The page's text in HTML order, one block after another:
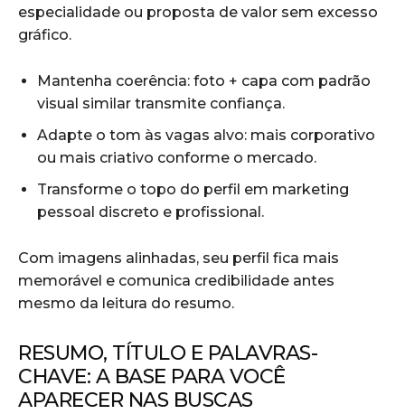
especialidade ou proposta de valor sem excesso
gráfico.
Mantenha coerência: foto + capa com padrão
visual similar transmite confiança.
Adapte o tom às vagas alvo: mais corporativo
ou mais criativo conforme o mercado.
Transforme o topo do perfil em marketing
pessoal discreto e profissional.
Com imagens alinhadas, seu perfil fica mais
memorável e comunica credibilidade antes
mesmo da leitura do resumo.
RESUMO, TÍTULO E PALAVRAS-
CHAVE: A BASE PARA VOCÊ
APARECER NAS BUSCAS